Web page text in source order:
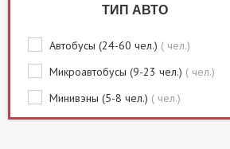
ТИП АВТО
Автобусы (24-60 чел.) ( чел.)
Микроавтобусы (9-23 чел.) ( чел.)
Минивэны (5-8 чел.) ( чел.)